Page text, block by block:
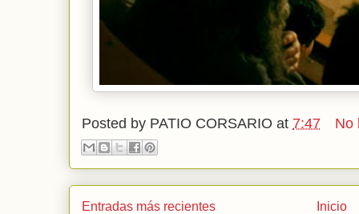
Posted by PATIO CORSARIO at 7:47 No
Entradas más recientes Inicio